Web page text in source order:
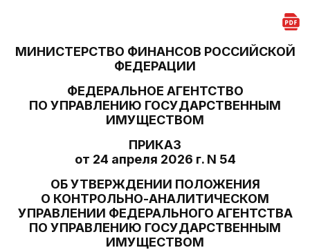
МИНИСТЕРСТВО ФИНАНСОВ РОССИЙСКОЙ
ФЕДЕРАЦИИ
ФЕДЕРАЛЬНОЕ АГЕНТСТВО
ПО УПРАВЛЕНИЮ ГОСУДАРСТВЕННЫМ
ИМУЩЕСТВОМ
ПРИКАЗ
от 24 апреля 2026 г. N 54
ОБ УТВЕРЖДЕНИИ ПОЛОЖЕНИЯ
О КОНТРОЛЬНО-АНАЛИТИЧЕСКОМ
УПРАВЛЕНИИ ФЕДЕРАЛЬНОГО АГЕНТСТВА
ПО УПРАВЛЕНИЮ ГОСУДАРСТВЕННЫМ
ИМУЩЕСТВОМ